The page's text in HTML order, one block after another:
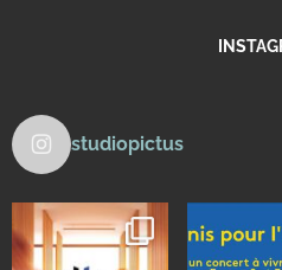
studiopictus